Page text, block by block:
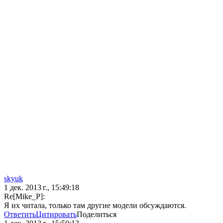
skyuk
1 дек. 2013 г., 15:49:18
Re[Mike_P]:
Я их читала, только там другие модели обсуждаются.
ОтветитьЦитироватьПоделиться